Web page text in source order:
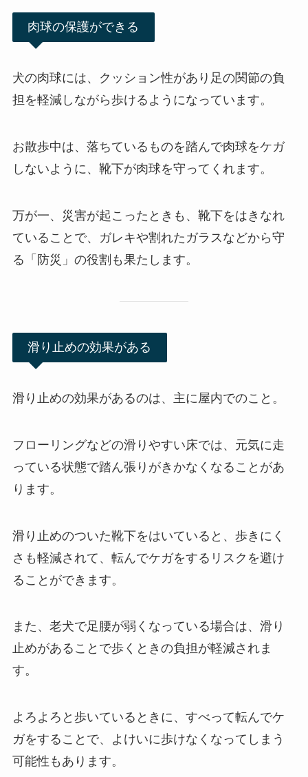
肉球の保護ができる
犬の肉球には、クッション性があり足の関節の負
担を軽減しながら歩けるようになっています。
お散歩中は、落ちているものを踏んで肉球をケガ
しないように、靴下が肉球を守ってくれます。
万が一、災害が起こったときも、靴下をはきなれ
ていることで、ガレキや割れたガラスなどから守
る「防災」の役割も果たします。
滑り止めの効果がある
滑り止めの効果があるのは、主に屋内でのこと。
フローリングなどの滑りやすい床では、元気に走
っている状態で踏ん張りがきかなくなることがあ
ります。
滑り止めのついた靴下をはいていると、歩きにく
さも軽減されて、転んでケガをするリスクを避け
ることができます。
また、老犬で足腰が弱くなっている場合は、滑り
止めがあることで歩くときの負担が軽減されま
す。
よろよろと歩いているときに、すべって転んでケ
ガをすることで、よけいに歩けなくなってしまう
可能性もあります。